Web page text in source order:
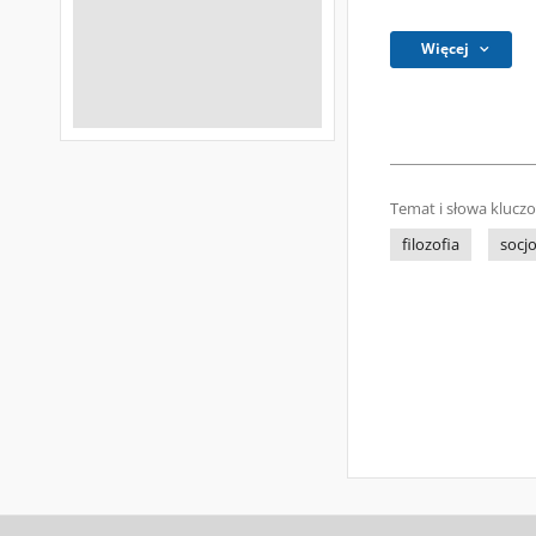
Więcej
Temat i słowa
filozofia